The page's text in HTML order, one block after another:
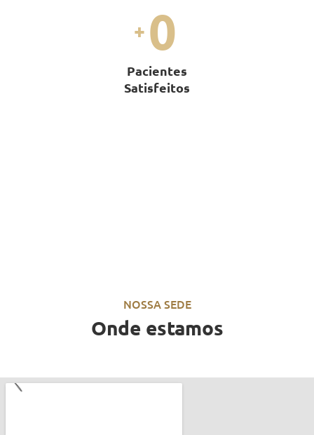
+ 0
Pacientes
Satisfeitos
NOSSA SEDE
Onde estamos